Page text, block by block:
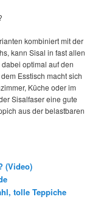
kombiniert mit der
kann Sisal in fast allen
optimal auf den
Esstisch macht sich
Küche oder im
Sisalfaser eine gute
aus der belastbaren
(Video)
tolle Teppiche